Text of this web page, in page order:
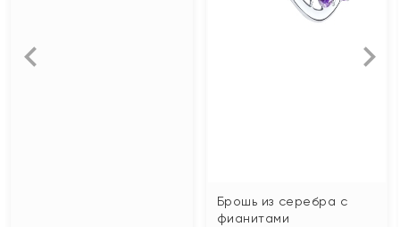
Брошь из серебра с
фианитами